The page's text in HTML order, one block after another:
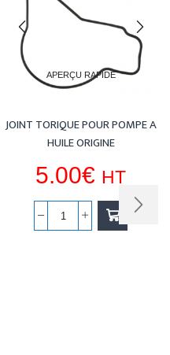
APERÇU RAPIDE
JOINT TORIQUE POUR POMPE A
HUILE ORIGINE
5.00€ HT
quantité